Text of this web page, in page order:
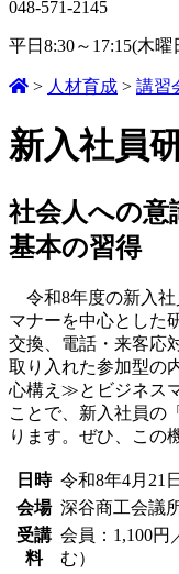
048-571-2145
平日8:30～17:15(木曜
> 人材育成 > 講習
新入社員
社会人への意
基本の習得
令和8年度の新入社
マナーを中心とした
交換、電話・来客応
取り入れた参加型の
心構え≫とビジネス
ことで、新入社員の
ります。ぜひ、この
日時 令和8年4月21
会場 深谷商工会議
受講
料
会員：1,100円
む）